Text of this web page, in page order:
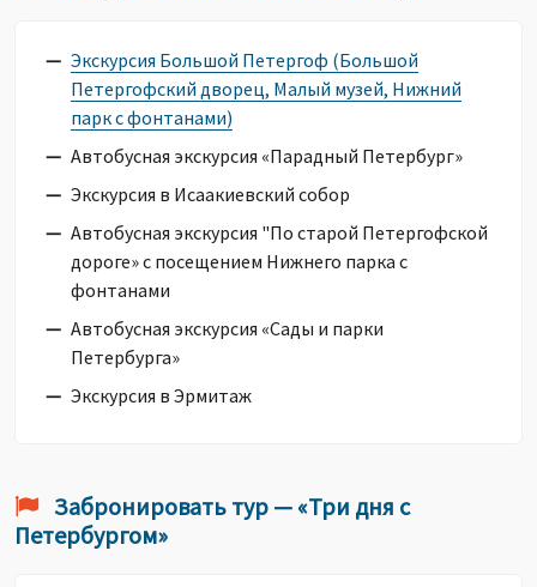
Экскурсия Большой Петергоф (Большой
Петергофский дворец, Малый музей, Нижний
парк с фонтанами)
Автобусная экскурсия «Парадный Петербург»
Экскурсия в Исаакиевский cобор
Автобусная экскурсия "По старой Петергофской
дороге» с посещением Нижнего парка с
фонтанами
Автобусная экскурсия «Сады и парки
Петербурга»
Экскурсия в Эрмитаж
Забронировать тур — «Три дня с
Петербургом»